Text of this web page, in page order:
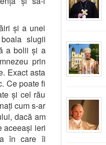
și a unei
slugii
a bolii și a
prin
Exact asta
Ce poate fi
și cel rău
cum s-ar
dacă am
aceeași ieri
în care îi